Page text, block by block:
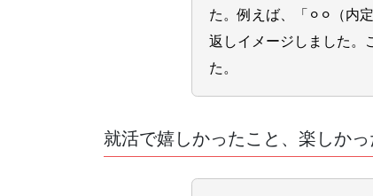
た。例えば、「⚪︎⚪︎（内
返しイメージしました。
た。
就活で嬉しかったこと、楽しかっ